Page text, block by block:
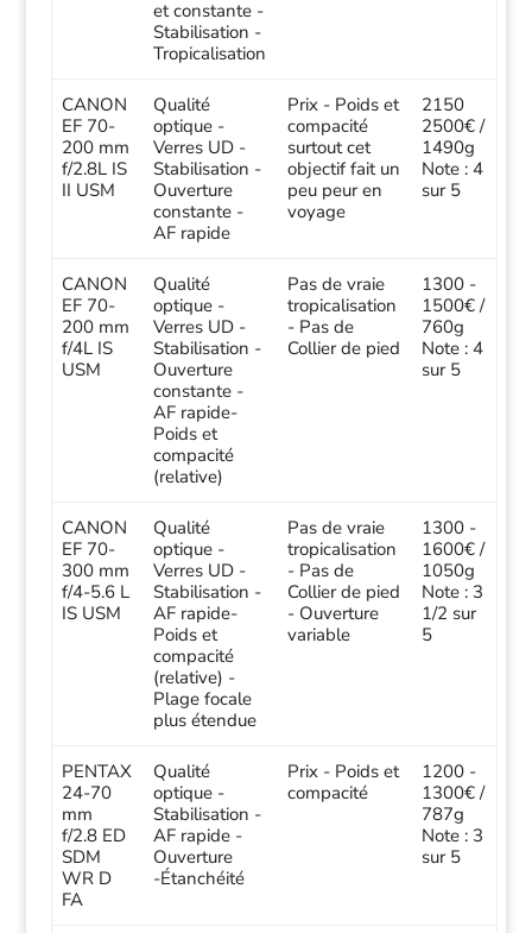
et constante -
Stabilisation -
Tropicalisation
CANON
EF 70-
200 mm
f/2.8L IS
II USM
Qualité
optique -
Verres UD -
Stabilisation -
Ouverture
constante -
AF rapide
Prix - Poids et
compacité
surtout cet
objectif fait un
peu peur en
voyage
2150
2500€ /
1490g
Note : 4
sur 5
CANON
EF 70-
200 mm
f/4L IS
USM
Qualité
optique -
Verres UD -
Stabilisation -
Ouverture
constante -
AF rapide-
Poids et
compacité
(relative)
Pas de vraie
tropicalisation
- Pas de
Collier de pied
1300 -
1500€ /
760g
Note : 4
sur 5
CANON
EF 70-
300 mm
f/4-5.6 L
IS USM
Qualité
optique -
Verres UD -
Stabilisation -
AF rapide-
Poids et
compacité
(relative) -
Plage focale
plus étendue
Pas de vraie
tropicalisation
- Pas de
Collier de pied
- Ouverture
variable
1300 -
1600€ /
1050g
Note : 3
1/2 sur
5
PENTAX
24-70
mm
f/2.8 ED
SDM
WR D
FA
Qualité
optique -
Stabilisation -
AF rapide -
Ouverture
-Étanchéité
Prix - Poids et
compacité
1200 -
1300€ /
787g
Note : 3
sur 5